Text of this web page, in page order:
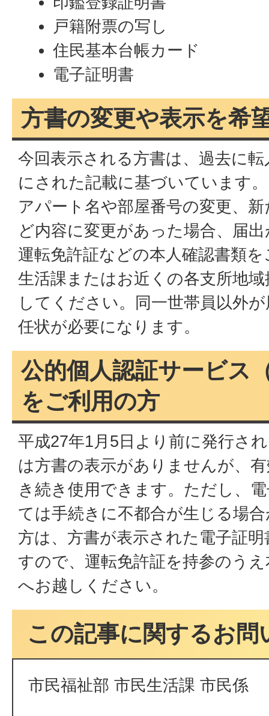
戸籍附票の写し
住民基本台帳カード
電子証明書
方書の変更や表示を希
今回表示される方書は、過去に
にされた記載に基づいています。
アパート名や部屋番号の変更、
ど内容に変更があった場合、届
運転免許証などの本人確認書類
生活課またはお近くの各支所地
してください。同一世帯員以外
任状が必要になります。
公的個人認証サービス
をご利用の方
平成27年1月5日より前に発行さ
は方書の表示がありませんが、
き続き使用できます。ただし、
ては手続きに不都合が生じる場
方は、方書が表示された電子証
すので、運転免許証を持参のう
へお越しください。
この記事に関するお問
市民福祉部 市民生活課 市民係